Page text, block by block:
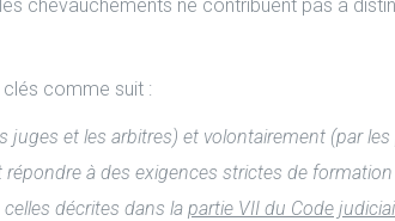
chevauchements ne contribuent pas à
comme suit :
et les arbitres) et volontairement (par
à des exigences strictes de
décrites dans la partie VII du Code